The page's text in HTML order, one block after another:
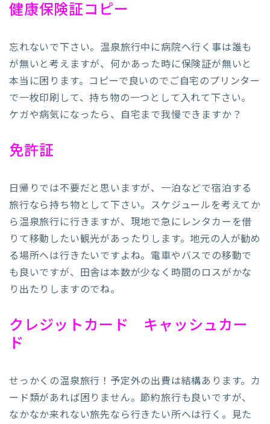
健康保険証コピー
忘れないで下さい。温泉旅行中に病院へ行く事は誰も
が無いと考えますが、何かあった時に保険証が無いと
本当に困ります。コピーで良いのでご自宅のプリンター
で一枚印刷して、持ち物の一つとして入れて下さい。
ケガや病気になったら、自宅まで我慢できますか？
免許証
日帰りでは不要だと思いますが、一泊などで宿泊する
旅行なら持ち物として下さい。スケジュールを考えてか
ら温泉旅行に行きますが、現地で急にレンタカーを借
りて移動したい観光があったりします。地元の人が勧め
る場所へは行きたいですよね。電車やバスでの移動で
も良いですが、田舎は本数が少なく時間のロスがかな
り出たりしますのでね。
クレジットカード キャッシュカー
ド
せっかくの温泉旅行！予定外の出費は結構あります。カ
ード類があれば困りません。節約旅行も良いですが、
なかなか来れない旅先なら行きたい所へは行く。見た